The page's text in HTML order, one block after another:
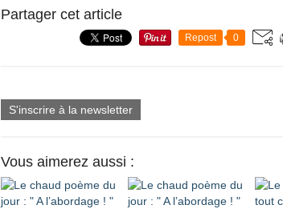
Partager cet article
Repost 0
S'inscrire à la newsletter
Vous aimerez aussi :